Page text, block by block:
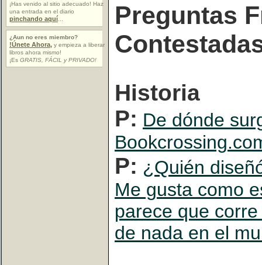
¡Has venido al sitio adecuado! Haz
una entrada en el diario
pinchando aquí
¿Aun no eres miembro?
!Únete Ahora, y empieza a liberar
libros ahora mismo!
¡Es GRATIS, FÁCIL y PRIVADO!
Preguntas
Historia
P: De dónde
P: ¿Quién
Me gusta como
parece que
de nada en el